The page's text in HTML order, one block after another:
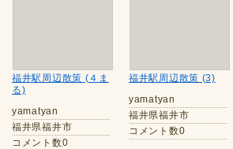
福井駅周辺散策 (４ま
る)
yamatyan
福井県福井市
コメント数0
福井駅周辺散策 (3)
yamatyan
福井県福井市
コメント数0